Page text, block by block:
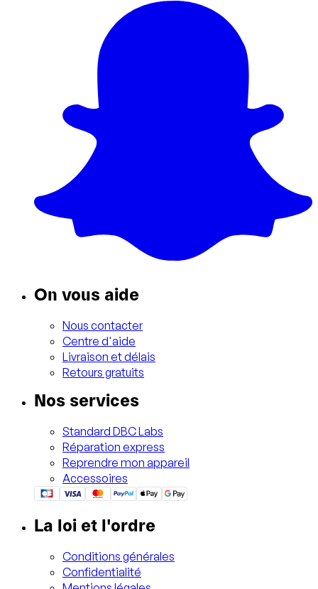
On vous aide
Nous contacter
Centre d'aide
Livraison et délais
Retours gratuits
Nos services
Standard DBC Labs
Réparation express
Reprendre mon appareil
Accessoires
La loi et l'ordre
Conditions générales
Confidentialité